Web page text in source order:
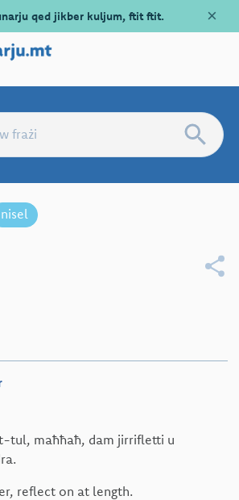
qed jikber kuljum, ftit ftit. ×
nisel
tul, maħħaħ, dam jirrifletti u
reflect on at length.